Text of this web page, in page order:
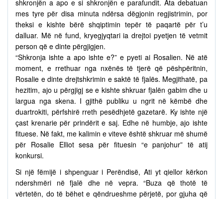
shkronjën a apo e si shkronjën e parafundit. Ata debatuan
mes tyre për disa minuta ndërsa dëgjonin regjistrimin, por
theksi e kishte bërë shqiptimin tepër të paqartë për t’u
dalluar. Më në fund, kryegjyqtari ia drejtoi pyetjen të vetmit
person që e dinte përgjigjen.
“Shkronja ishte a apo ishte e?” e pyeti ai Rosalien. Në atë
moment, e rrethuar nga nxënës të tjerë që pëshpëritnin,
Rosalie e dinte drejtshkrimin e saktë të fjalës. Megjithatë, pa
hezitim, ajo u përgjigj se e kishte shkruar fjalën gabim dhe u
largua nga skena. I gjithë publiku u ngrit në këmbë dhe
duartrokiti, përfshirë rreth pesëdhjetë gazetarë. Ky ishte një
çast krenarie për prindërit e saj. Edhe në humbje, ajo ishte
fituese. Në fakt, me kalimin e viteve është shkruar më shumë
për Rosalie Elliot sesa për fituesin “e panjohur” të atij
konkursi.
Si një fëmijë i shpenguar i Perëndisë, Ati yt qiellor kërkon
ndershmëri në fjalë dhe në vepra. “Buza që thotë të
vërtetën, do të bëhet e qëndrueshme përjetë, por gjuha që